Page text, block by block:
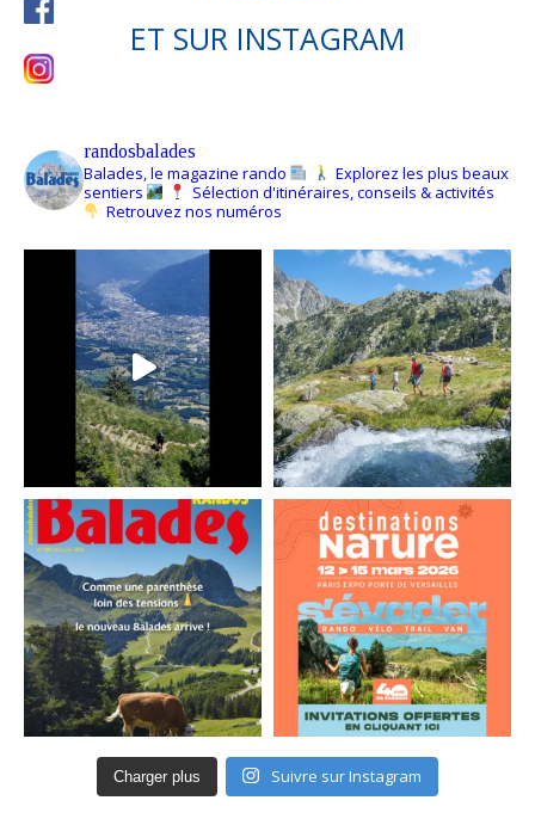
ET SUR INSTAGRAM
randosbalades
Balades, le magazine rando
Explorez les plus beaux
sentiers
Sélection d'itinéraires, conseils & activités
Retrouvez nos numéros
Charger plus Suivre sur Instagram